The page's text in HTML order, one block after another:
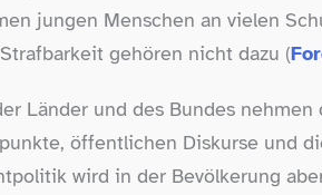
jungen Menschen an vielen
gehören nicht dazu (
Länder und des Bundes
öffentlichen Diskurse und
wird in der Bevölkerung